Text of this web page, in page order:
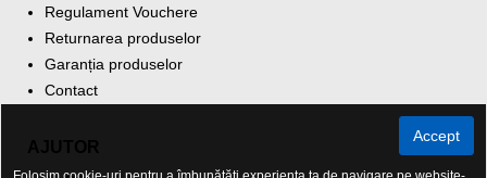
Regulament Vouchere
Returnarea produselor
Garanția produselor
Contact
Accept